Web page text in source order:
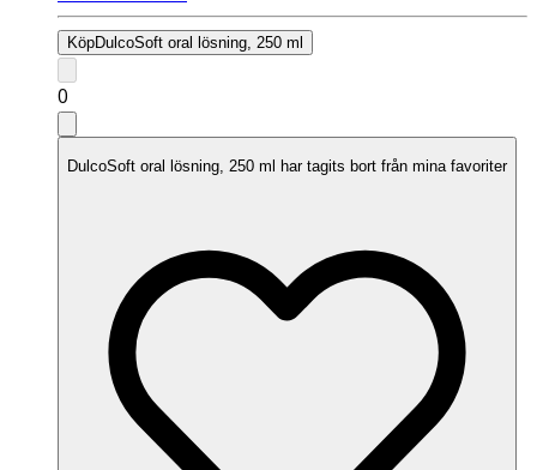
KöpDulcoSoft oral lösning, 250 ml
0
DulcoSoft oral lösning, 250 ml har tagits bort från mina favoriter